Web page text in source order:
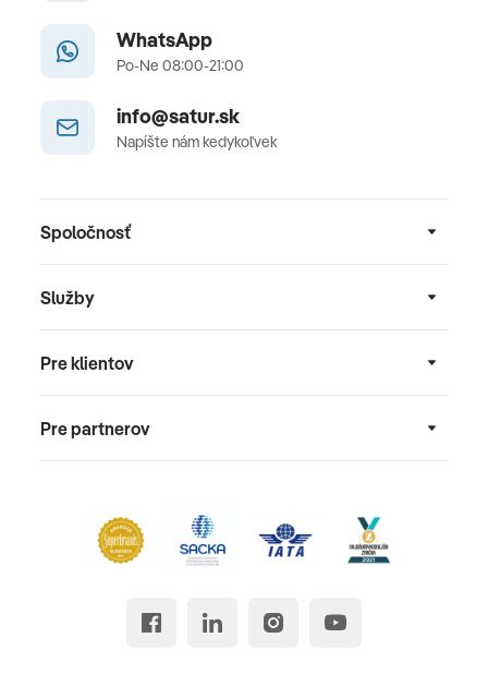
WhatsApp
Po-Ne 08:00-21:00
info@satur.sk
Napíšte nám kedykoľvek
Spoločnosť
Služby
Pre klientov
Pre partnerov